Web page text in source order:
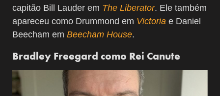
capitão Bill Lauder em The Liberator. Ele também
apareceu como Drummond em Victoria e Daniel
Beecham em Beecham House.
Bradley Freegard como Rei Canute